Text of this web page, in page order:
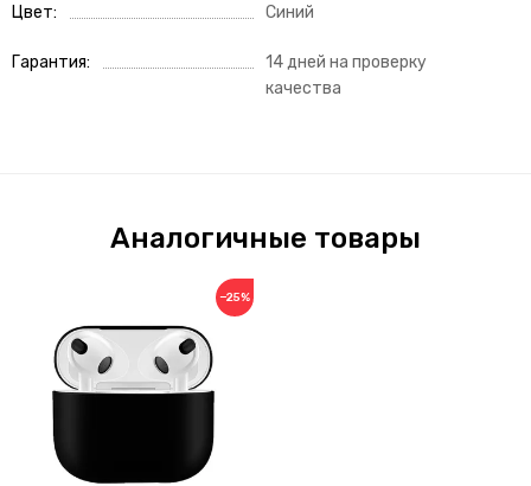
Цвет Синий
Гарантия
14 дней на проверку
качества
Аналогичные товары
−25%